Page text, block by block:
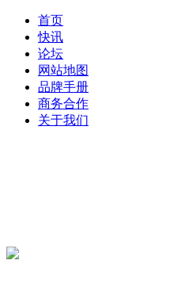
首页
快讯
论坛
网站地图
品牌手册
商务合作
关于我们